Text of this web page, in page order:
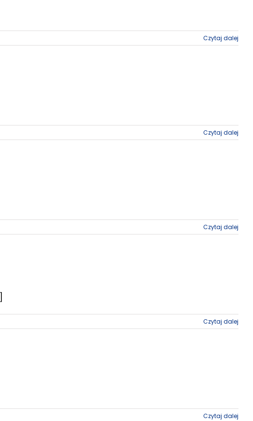
Czytaj dalej
Czytaj dalej
Czytaj dalej
Czytaj dalej
Czytaj dalej